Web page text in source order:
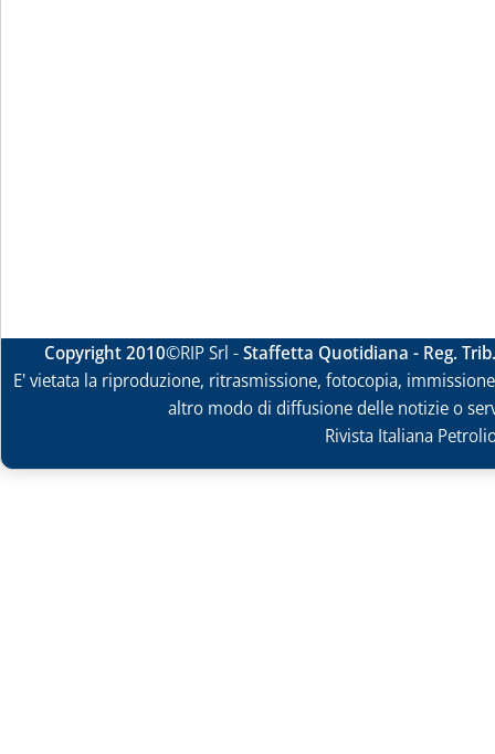
Copyright 2010©RIP Srl -Staffetta Quotidiana - Reg.
E' vietata la riproduzione, ritrasmissione, fotocopia,
altro modo di diffusione delle notizie o
Rivista Italiana